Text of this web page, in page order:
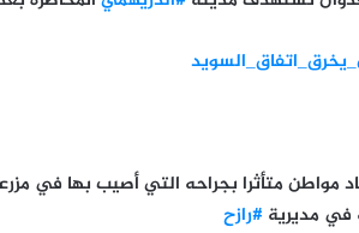
مواطن متأثرا بجراحه التي أصيب بها في
في مديرية #رازح